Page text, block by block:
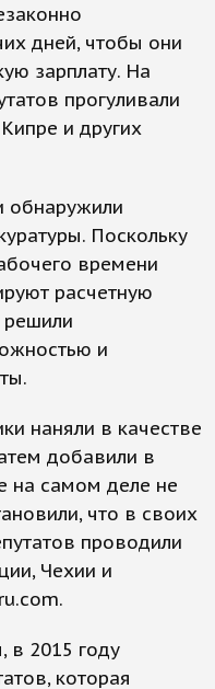
дней, чтобы они
зарплату. На
прогуливали
и других
обнаружили
Поскольку
времени
расчетную
решили
и
наняли в качестве
добавили в
на самом деле не
что в своих
проводили
Чехии и
в 2015 году
которая